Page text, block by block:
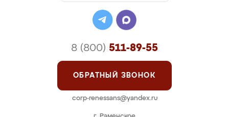
8 (800) 511-89-55
ОБРАТНЫЙ ЗВОНОК
corp-renessans@yandex.ru